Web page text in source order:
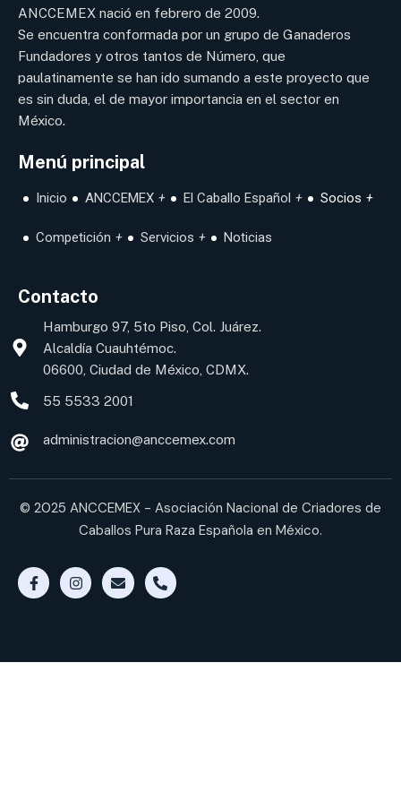
ANCCEMEX nació en febrero de 2009.
Se encuentra conformada por un grupo de Ganaderos
Fundadores y otros tantos de Número, que
paulatinamente se han ido sumando a este proyecto que
es sin duda, el de mayor importancia en el sector en
México.
Menú principal
Inicio ANCCEMEX El Caballo Español Socios
Competición Servicios Noticias
Contacto
Hamburgo 97, 5to Piso, Col. Juárez.
Alcaldía Cuauhtémoc.
06600, Ciudad de México, CDMX.
55 5533 2001
administracion@anccemex.com
© 2025 ANCCEMEX - Asociación Nacional de Criadores de
Caballos Pura Raza Española en México.